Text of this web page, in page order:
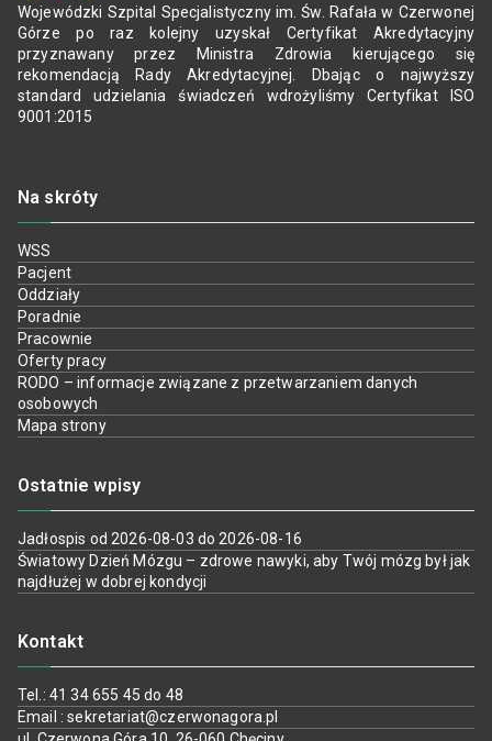
Wojewódzki Szpital Specjalistyczny im. Św. Rafała w Czerwonej
Górze po raz kolejny uzyskał Certyfikat Akredytacyjny
przyznawany przez Ministra Zdrowia kierującego się
rekomendacją Rady Akredytacyjnej. Dbając o najwyższy
standard udzielania świadczeń wdrożyliśmy Certyfikat ISO
9001:2015
Na skróty
WSS
Pacjent
Oddziały
Poradnie
Pracownie
Oferty pracy
RODO – informacje związane z przetwarzaniem danych
osobowych
Mapa strony
Ostatnie wpisy
Jadłospis od 2026-08-03 do 2026-08-16
Światowy Dzień Mózgu – zdrowe nawyki, aby Twój mózg był jak
najdłużej w dobrej kondycji
Kontakt
Tel.: 41 34 655 45 do 48
Email : sekretariat@czerwonagora.pl